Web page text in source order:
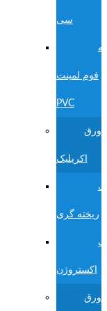
سی
فوم لمینت
PVC
ورق
اکریلیک
ریخته گری
اکستروژن
ورق